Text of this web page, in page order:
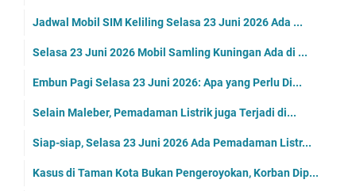
Jadwal Mobil SIM Keliling Selasa 23 Juni 2026 Ada ...
Selasa 23 Juni 2026 Mobil Samling Kuningan Ada di ...
Embun Pagi Selasa 23 Juni 2026: Apa yang Perlu Di...
Selain Maleber, Pemadaman Listrik juga Terjadi di...
Siap-siap, Selasa 23 Juni 2026 Ada Pemadaman Listr...
Kasus di Taman Kota Bukan Pengeroyokan, Korban Dip...